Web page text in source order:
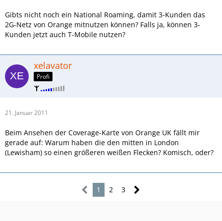
Gibts nicht noch ein National Roaming, damit 3-Kunden das
2G-Netz von Orange mitnutzen können? Falls ja, können 3-
Kunden jetzt auch T-Mobile nutzen?
xelavator
Profi
21. Januar 2011
Beim Ansehen der Coverage-Karte von Orange UK fällt mir
gerade auf: Warum haben die den mitten in London
(Lewisham) so einen größeren weißen Flecken? Komisch, oder?
1 2 3